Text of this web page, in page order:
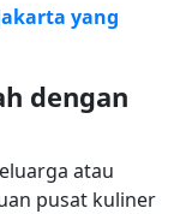
yang
dengan
atau
pusat kuliner